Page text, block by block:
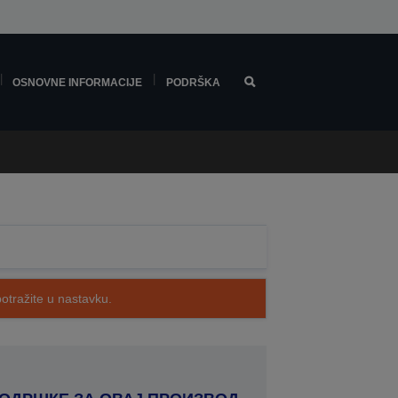
OSNOVNE INFORMACIJE PODRŠKA
u nastavku.